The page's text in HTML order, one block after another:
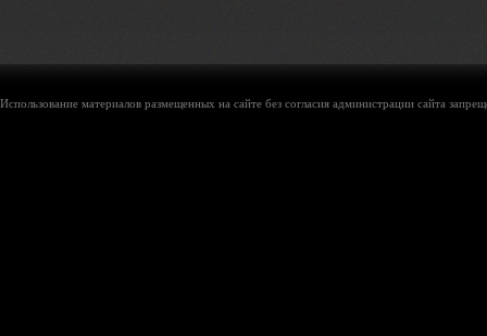
Использование материалов размещенных на сайте без согласия администрации сайта